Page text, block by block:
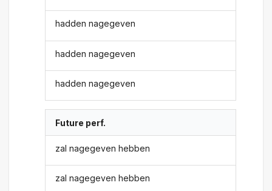
hadden nagegeven
hadden nagegeven
hadden nagegeven
Future perf.
zal nagegeven hebben
zal nagegeven hebben